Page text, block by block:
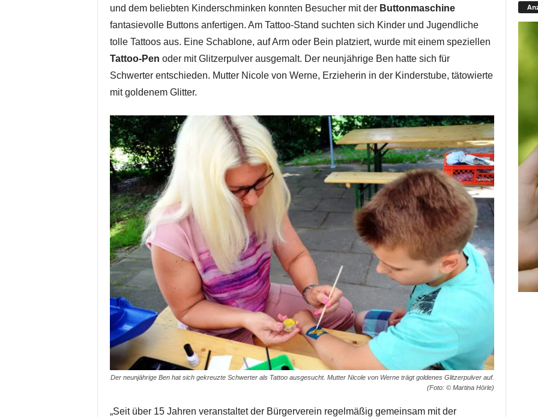
und dem beliebten Kinderschminken konnten Besucher mit der Buttonmaschine
fantasievolle Buttons anfertigen. Am Tattoo-Stand suchten sich Kinder und Jugendliche
tolle Tattoos aus. Eine Schablone, auf Arm oder Bein platziert, wurde mit einem speziellen
Tattoo-Pen oder mit Glitzerpulver ausgemalt. Der neunjährige Ben hatte sich für
Schwerter entschieden. Mutter Nicole von Werne, Erzieherin in der Kinderstube, tätowierte
mit goldenem Glitter.
Der neunjährige Ben hat sich gekreuzte Schwerter als Tattoo ausgesucht. Mutter Nicole von Werne trägt goldenes Glitzerpulver auf.
(Foto: © Martina Hörle)
„Seit über 15 Jahren veranstaltet der Bürgerverein regelmäßig gemeinsam mit der